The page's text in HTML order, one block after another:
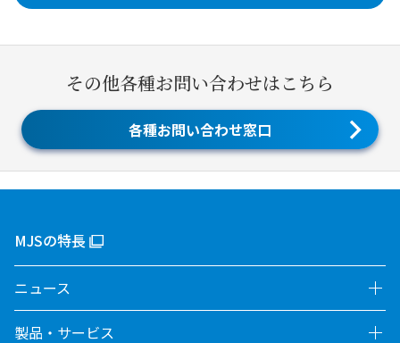
その他各種お問い合わせはこちら
各種お問い合わせ窓口
MJSの特長
ニュース
製品・サービス